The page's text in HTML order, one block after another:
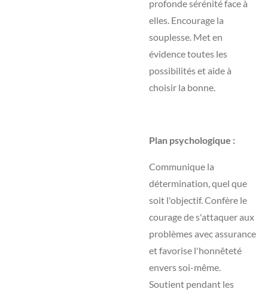
profonde sérénité face à
elles. Encourage la
souplesse. Met en
évidence toutes les
possibilités et aide à
choisir la bonne.
Plan psychologique :
Communique la
détermination, quel que
soit l'objectif. Confère le
courage de s'attaquer aux
problèmes avec assurance
et favorise l'honnêteté
envers soi-même.
Soutient pendant les